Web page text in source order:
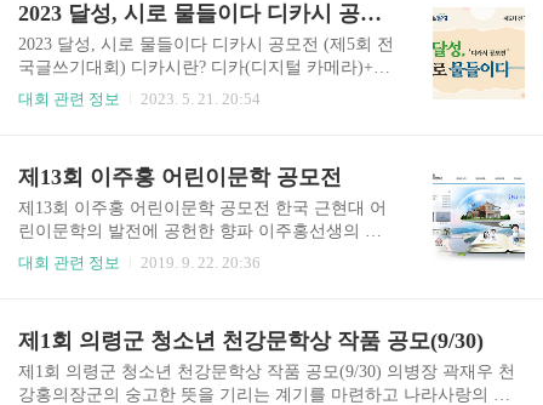
기) 한 작품만 가능) 2) 별도 단체접수는 없음 3) 홈
스쿨링 학생은 동 연령대에 해당하는 학년으로 참
가 가능 가) 초등 저학년: 1~3학년(2014~2016년 출
생자) 나) 초등 고학년: 4~6학년(2011~2013년 출생
자) 다) 중/고등: 2005~2010년 출생자 다. 응모부문:
..
2023 달성, 시로 물들이다 디카시 공모전(제5회 전국글쓰기대회)(8.31)
2023 달성, 시로 물들이다 디카시 공모전 (제5회 전
국글쓰기대회) 디카시란? 디카(디지털 카메라)+시
의 합성어로, 디지털카메라로 자연이나 사물에서
확장하여 영상과 문자를 하나의 텍스트로 결합한
멀티 언어 예술 1. 접수기간 2023.6.1.~8.31. 2. 대상
전국 초, 중, 고등학생 및 성인 3. 내용 달성군(달성
의 풍경, 전통, 생활 문화 등 달성의 어떤 장면이든
가능)의 인상깊은 장면을 본인이 직접 촬영하고 그
출품 가능 나. 응모자 본인이 직접 ..
대회 관련 정보 2023. 5. 21. 20:54
제13회 이주홍 어린이문학 공모전
제13회 이주홍 어린이문학 공모전 한국 근현대 어
린이문학의 발전에 공헌한 향파 이주홍선생의 문
학적 세계를 자라나는 어린이들이 접하고 문학을
문학 공모전을 실시합니다. 많은 관심과 참여 부탁
드립니다. 1. 공모전 개요 ❑ 주최/주관 : (사)향파이
주홍선생기념사업회 ❑ 후 원 : 교육부, 경상남도교
대회 관련 정보 2019. 9. 22. 20:36
제1회 의령군 청소년 천강문학상 작품 공모(9/30)
제1회 의령군 청소년 천강문학상 작품 공모(9/30) 의병장 곽재우 천
강홍의장군의 숭고한 뜻을 기리는 계기를 마련하고 나라사랑의 정